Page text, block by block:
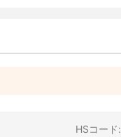
HSコード: